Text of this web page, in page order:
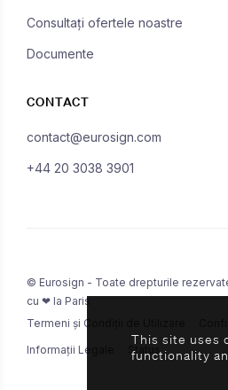
Consultați ofertele noastre
Documente
CONTACT
contact@eurosign.com
+44 20 3038 3901
© Eurosign - Toate drepturile
cu ❤ la Paris
Termeni și Condiții de Utilizare
Informații Legale
Status
This site uses
functionality